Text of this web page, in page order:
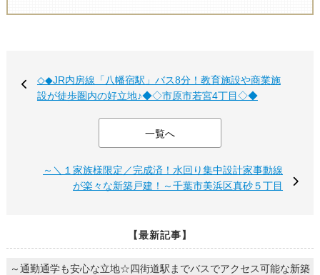
◇◆JR内房線「八幡宿駅」バス8分！教育施設や商業施
設が徒歩圏内の好立地♪◆◇市原市若宮4丁目◇◆
一覧へ
～＼１家族様限定／完成済！水回り集中設計家事動線
が楽々な新築戸建！～千葉市美浜区真砂５丁目
【最新記事】
～通勤通学も安心な立地☆四街道駅までバスでアクセス可能な新築